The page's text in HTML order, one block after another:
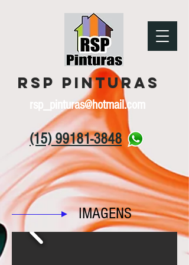
(15) 99181-3848
RSP Pinturas
rsp_pinturas@hotmail.com
IMAGENS